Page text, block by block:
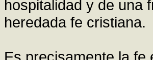
hospitalidad y de una
heredada fe cristiana.
Es precisamente la fe